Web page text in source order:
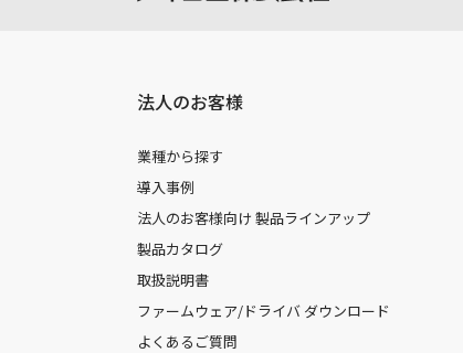
法人のお客様
業種から探す
導入事例
法人のお客様向け 製品ラインアップ
製品カタログ
取扱説明書
ファームウェア/ドライバ ダウンロード
よくあるご質問